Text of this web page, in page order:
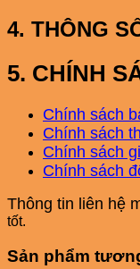
4. THÔNG
5. CHÍNH
Chính sách
Chính sách
Chính sách
Chính sách
Thông tin liên hệ
tốt.
Sản phẩm